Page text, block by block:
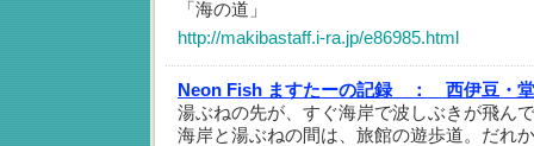
「海の道」
http://makibastaff.i-ra.jp/e86985.html
Neon Fish ますたーの記録 ：
西伊豆・
湯ぶねの先が、すぐ海岸で波しぶきが飛ん
海岸と湯ぶねの間は、旅館の遊歩道。だれ